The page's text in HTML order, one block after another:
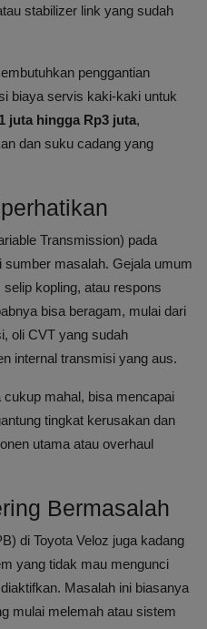
stabilizer link yang sudah
penggantian
biaya servis kaki-kaki untuk
juta hingga Rp3 juta,
dan suku cadang yang
Transmission) pada
sumber masalah. Gejala umum
kopling, atau respons
bisa beragam, mulai dari
oli CVT yang sudah
internal transmisi yang aus.
mahal, bisa mencapai
tingkat kerusakan dan
utama atau overhaul
Bermasalah
di Toyota Veloz juga kadang
yang tidak mau mengunci
Masalah ini biasanya
mulai melemah atau sistem